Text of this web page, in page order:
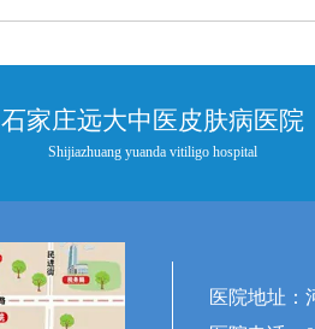
石家庄远大中医皮肤病医院
Shijiazhuang yuanda vitiligo hospital
医院地址：